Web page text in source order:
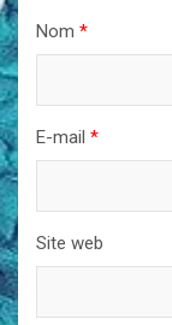
Nom *
E-mail *
Site web